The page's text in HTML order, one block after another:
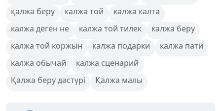
қалжа беру
калжа той
калжа калта
калжа деген не
калжа той тилек
калжа беру
калжа той коржын
калжа подарки
калжа пати
калжа обычай
калжа сценарий
Қалжа беру дәстүрі
Қалжа малы